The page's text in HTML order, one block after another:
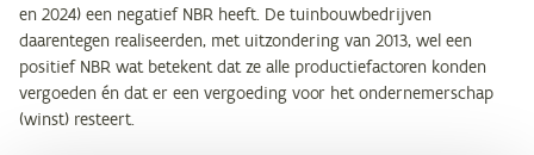
en 2024) een negatief NBR heeft. De tuinbouwbedrijven
daarentegen realiseerden, met uitzondering van 2013, wel een
positief NBR wat betekent dat ze alle productiefactoren konden
vergoeden én dat er een vergoeding voor het ondernemerschap
(winst) resteert.